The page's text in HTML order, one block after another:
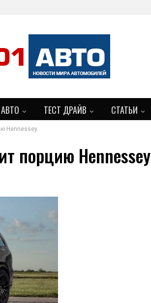
ТЕСТ ДРАЙВ СТАТЬИ
Hennessey
порцию Hennessey